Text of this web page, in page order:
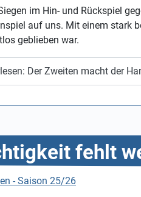
im Hin- und Rückspiel
auf uns. Mit einem stark
geblieben war.
Der Zweiten macht der
fehlt
- Saison 25/26